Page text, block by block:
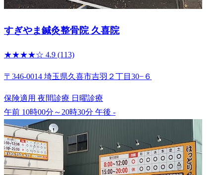
すぎやま鍼灸整骨院 久喜院
★★★★☆ 4.9 (113)
〒346-0014 埼玉県久喜市吉羽２丁目30−６
保険適用 夜間診療 日曜診療
午前 10時00分～20時30分 午後 -